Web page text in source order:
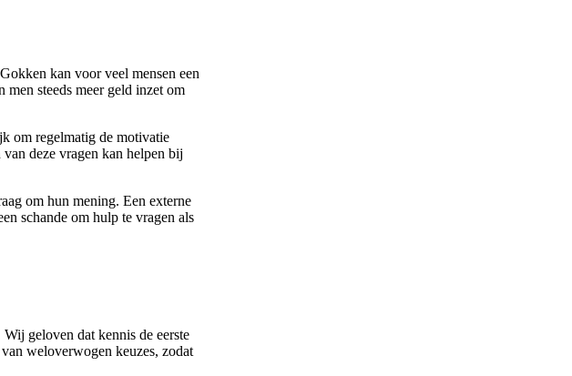
kan voor veel mensen een
steeds meer geld inzet om
om regelmatig de motivatie
deze vragen kan helpen bij
om hun mening. Een externe
schande om hulp te vragen als
geloven dat kennis de eerste
weloverwogen keuzes, zodat